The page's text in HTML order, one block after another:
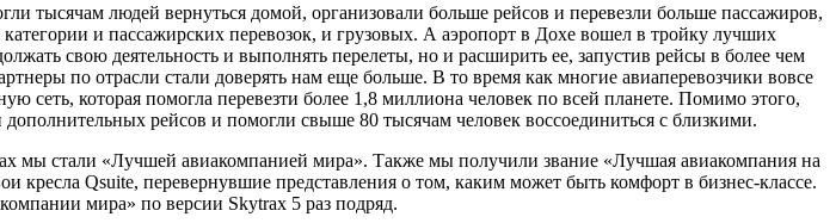
тысячам людей вернуться домой, организовали больше рейсов и перевезли больше пассажиров,
и пассажирских перевозок, и грузовых. А аэропорт в Дохе вошел в тройку лучших
свою деятельность и выполнять перелеты, но и расширить ее, запустив рейсы в более чем
по отрасли стали доверять нам еще больше. В то время как многие авиаперевозчики вовсе
сеть, которая помогла перевезти более 1,8 миллиона человек по всей планете. Помимо этого,
рейсов и помогли свыше 80 тысячам человек воссоединиться с близкими.
мы стали «Лучшей авиакомпанией мира». Также мы получили звание «Лучшая авиакомпания на
Qsuite, перевернувшие представления о том, каким может быть комфорт в бизнес-классе.
мира» по версии Skytrax 5 раз подряд.